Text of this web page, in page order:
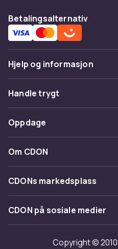
Betalingsalternativ
Hjelp og informasjon
Vanlige spørsmål
Spor pakke
Angre & returner her
Kontakt oss
Handle trygt
Betaling
Levering
Tilbakekallinger
Oppdage
Kategorier
Varemerker
Om CDON
Om oss
Kundeanmeldelser
Jobbe på CDON
Investor relations
CDONs markedsplass
Merchant Help Center
CDON på sosiale medier
Copyright ©